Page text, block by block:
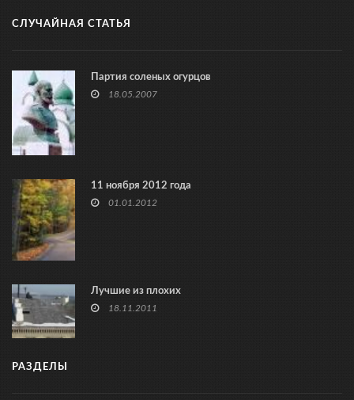
СЛУЧАЙНАЯ СТАТЬЯ
Партия соленых огурцов
18.05.2007
11 ноября 2012 года
01.01.2012
Лучшие из плохих
18.11.2011
РАЗДЕЛЫ